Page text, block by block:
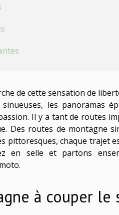
de cette sensation de
les panoramas
Il y a tant de routes
Des routes de montagne
pittoresques, chaque trajet
en selle et partons
à couper le